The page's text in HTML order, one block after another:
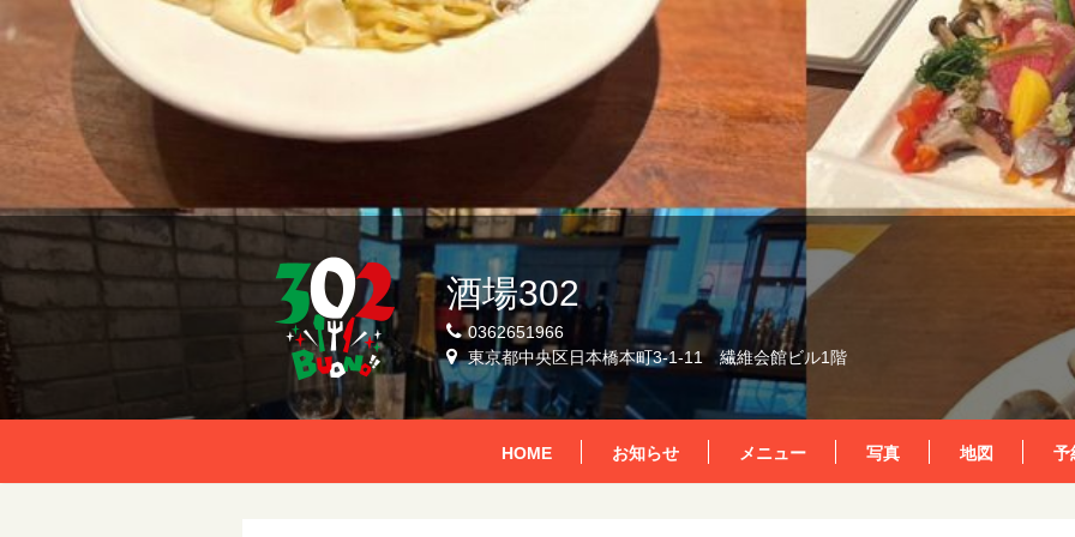
酒場302
0362651966
東京都中央区日本橋本町3-1-11 繊維会館ビル1階
HOME お知らせ メニュー 写真 地図 予